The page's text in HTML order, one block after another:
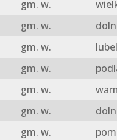
gm. w.
gm. w.
gm. w.
gm. w.
gm. w.
gm. w.
gm. w.